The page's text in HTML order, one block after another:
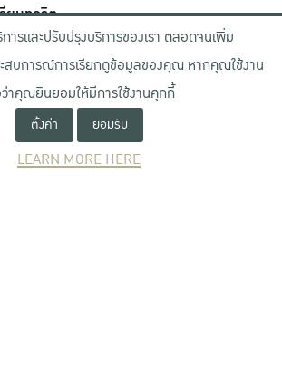
รียนทุจริต
าลัย
ป.ป.ช.
น ป.ป.ท.
NEWCOMER
การและปรับปรุงบริการของเรา ตลอดจนเพิ่ม
สบการณ์การเรียกดูข้อมูลของคุณ หากคุณใช้งาน
ว่าคุณยินยอมให้มีการใช้งานคุกกี้
ตั้งค่า ยอมรับ
LEARN MORE HERE